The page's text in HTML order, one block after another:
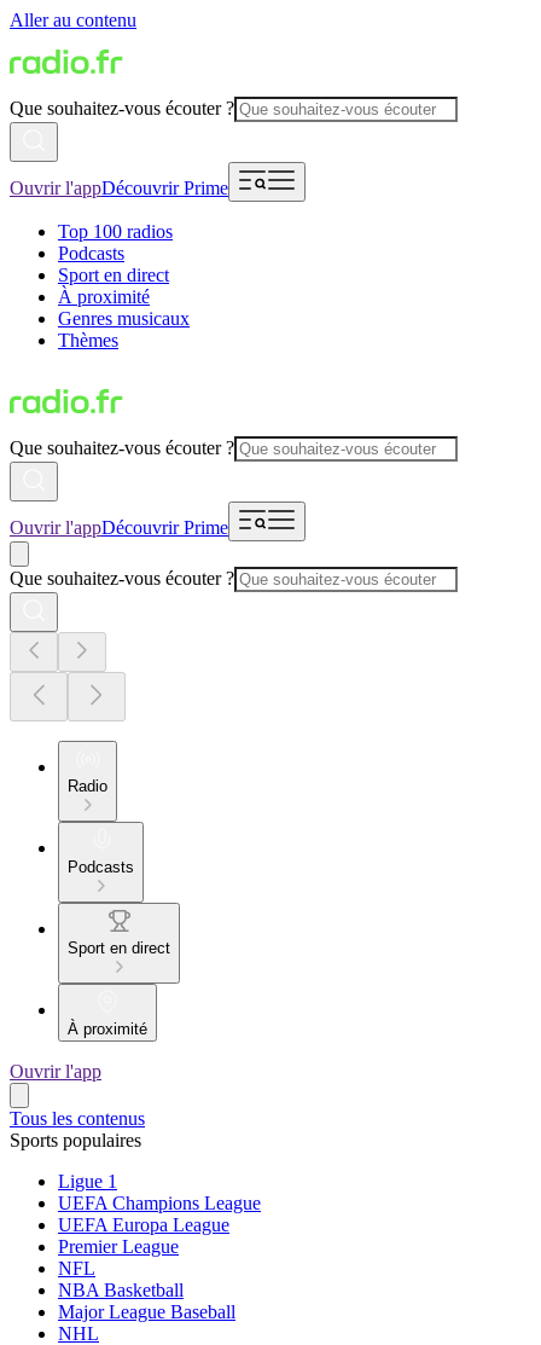
Aller au contenu
Que souhaitez-vous écouter ?
Ouvrir l'appDécouvrir Prime
Top 100 radios
Podcasts
Sport en direct
À proximité
Genres musicaux
Thèmes
Que souhaitez-vous écouter ?
Ouvrir l'appDécouvrir Prime
Que souhaitez-vous écouter ?
Radio
Podcasts
Sport en direct
À proximité
Ouvrir l'app
Tous les contenus
Sports populaires
Ligue 1
UEFA Champions League
UEFA Europa League
Premier League
NFL
NBA Basketball
Major League Baseball
NHL